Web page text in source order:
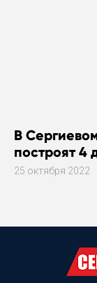
В
построят 4
25 октября 2022